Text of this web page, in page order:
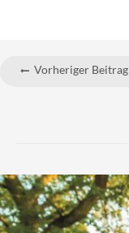
Vorheriger Beitrag